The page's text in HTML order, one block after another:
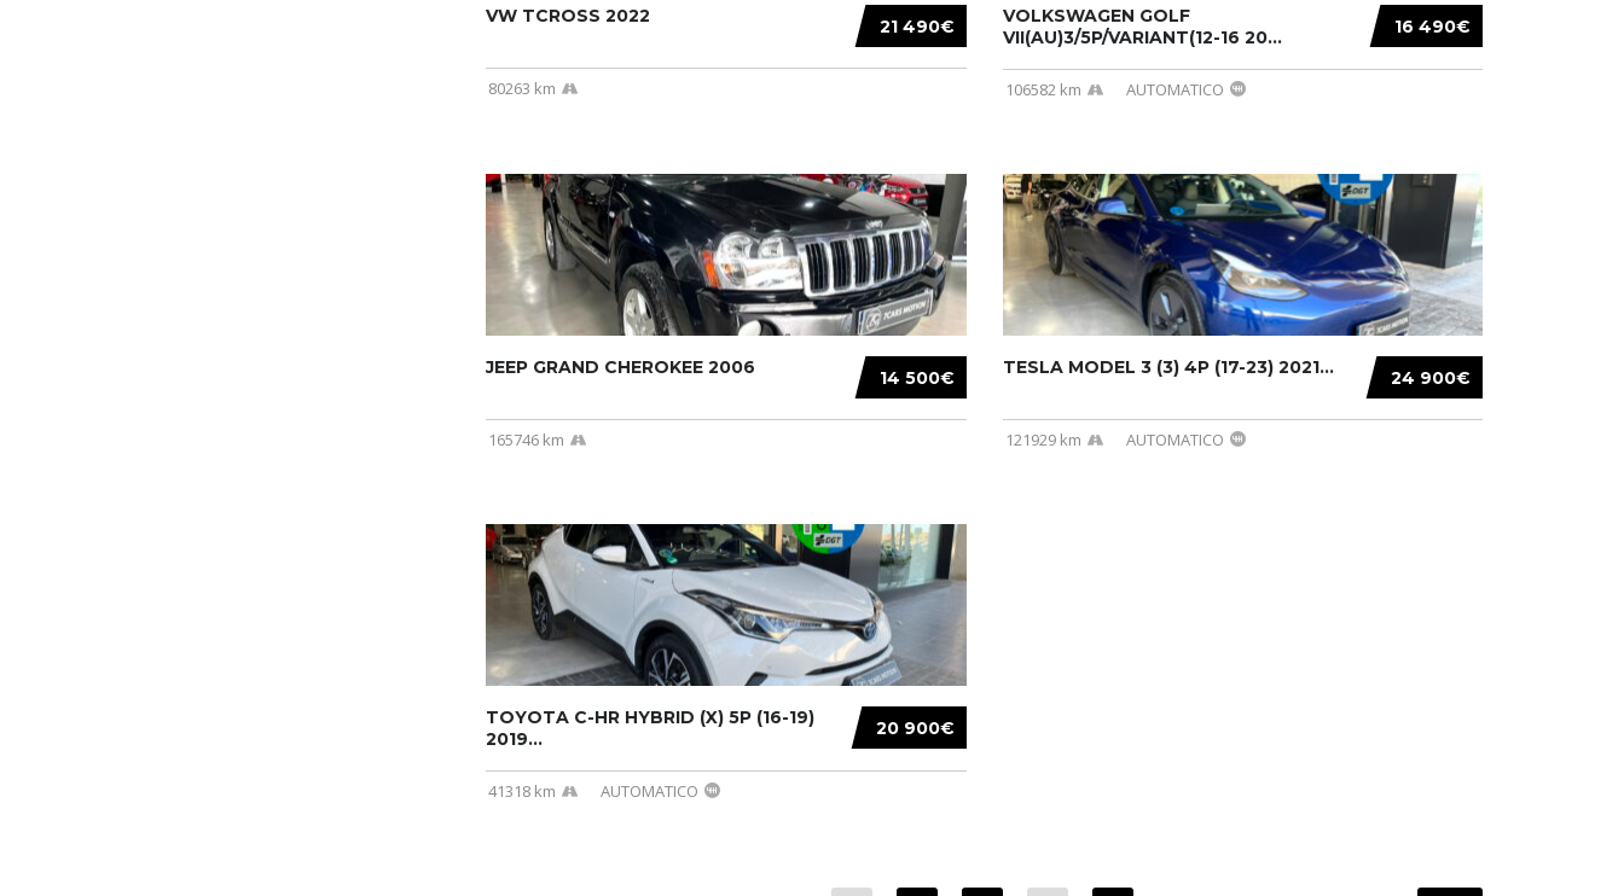
21 490€
VW TCROSS 2022
80263 km
16 490€
VOLKSWAGEN GOLF
VII(AU)3/5P/VARIANT(12-16 20...
106582 km AUTOMATICO
14 500€
JEEP GRAND CHEROKEE 2006
165746 km
24 900€
TESLA MODEL 3 (3) 4P (17-23) 2021...
121929 km AUTOMATICO
20 900€
TOYOTA C-HR HYBRID (X) 5P (16-19)
2019...
41318 km AUTOMATICO